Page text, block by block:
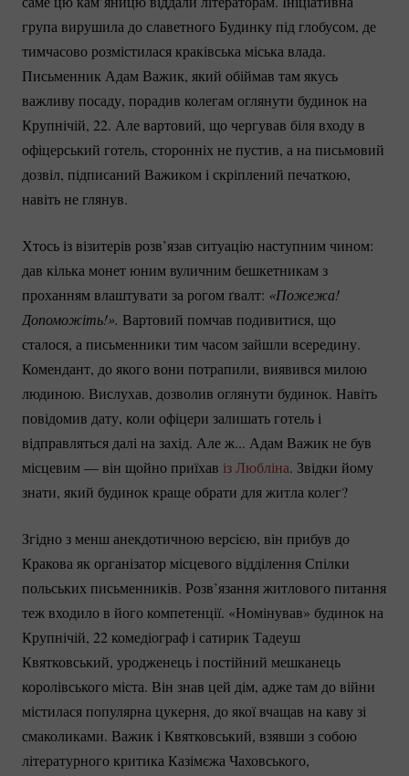
група вирушила до славетного Будинку під глобусом, де
тимчасово розмістилася краківська міська влада.
Письменник Адам Важик, який обіймав там якусь
важливу посаду, порадив колегам оглянути будинок на
Крупнічій, 22. Але вартовий, що чергував біля входу в
офіцерський готель, сторонніх не пустив, а на письмовий
дозвіл, підписаний Важиком і скріплений печаткою,
навіть не глянув.
Хтось із візитерів розв’язав ситуацію наступним чином:
дав кілька монет юним вуличним бешкетникам з
проханням влаштувати за рогом ґвалт: «Пожежа!
Допоможіть!». Вартовий помчав подивитися, що
сталося, а письменники тим часом зайшли всередину.
Комендант, до якого вони потрапили, виявився милою
людиною. Вислухав, дозволив оглянути будинок. Навіть
повідомив дату, коли офіцери залишать готель і
відправляться далі на захід. Але ж... Адам Важик не був
місцевим — він щойно приїхав із Любліна. Звідки йому
знати, який будинок краще обрати для житла колег?
Згідно з менш анекдотичною версією, він прибув до
Кракова як організатор місцевого відділення Спілки
польських письменників. Розв’язання житлового питання
теж входило в його компетенції. «Номінував» будинок на
Крупнічій, 22 комедіограф і сатирик Тадеуш
Квятковський, уродженець і постійний мешканець
королівського міста. Він знав цей дім, адже там до війни
містилася популярна цукерня, до якої вчащав на каву зі
смаколиками. Важик і Квятковський, взявши з собою
літературного критика Казімєжа Чаховського,